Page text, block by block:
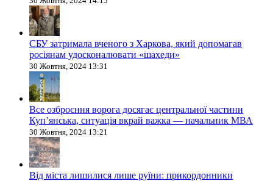
СБУ затримала вченого з Харкова, який допомагав
росіянам удосконалювати «шахеди»
30 Жовтня, 2024 13:31
Все озброєння ворога досягає центральної частини
Куп’янська, ситуація вкрай важка — начальник МВА
30 Жовтня, 2024 13:21
Від міста лишилися лише руїни: прикордонники